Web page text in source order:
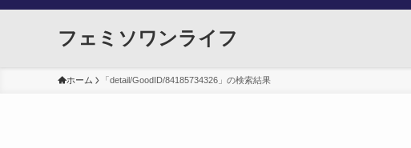
フェミソワンライフ
ホーム 「detail/GoodID/84185734326」の検索結果